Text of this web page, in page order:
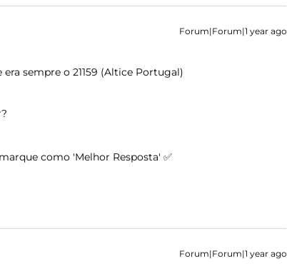
Forum|Forum|1 year ago
sempre o 21159 (Altice Portugal)
como 'Melhor Resposta' ✅
Forum|Forum|1 year ago